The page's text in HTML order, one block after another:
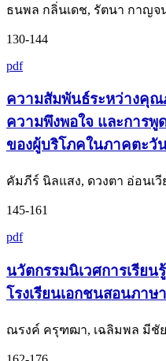
ธนพล กลิ่นเดช, รัตนา กาญจ
130-144
pdf
ความสัมพันธ์ระหว่างคุณ
ความพึงพอใจ และการพู
ของผู้บริโภคในภาคตะวั
คัมภีร์ นิลแสง, ดวงตา อ่อนเวี
145-161
pdf
นวัตกรรมนิเวศการเรีย
โรงเรียนเอกชนสอนภาษ
ณรงค์ ครุฑฒา, เฉลิมพล มีชั